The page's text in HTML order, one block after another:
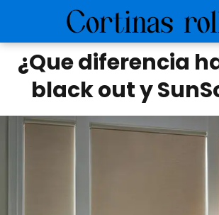
¿Que diferencia
black out y